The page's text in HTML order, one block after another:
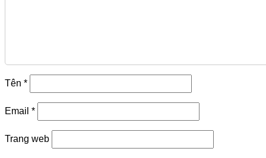
Tên *
Email *
Trang web